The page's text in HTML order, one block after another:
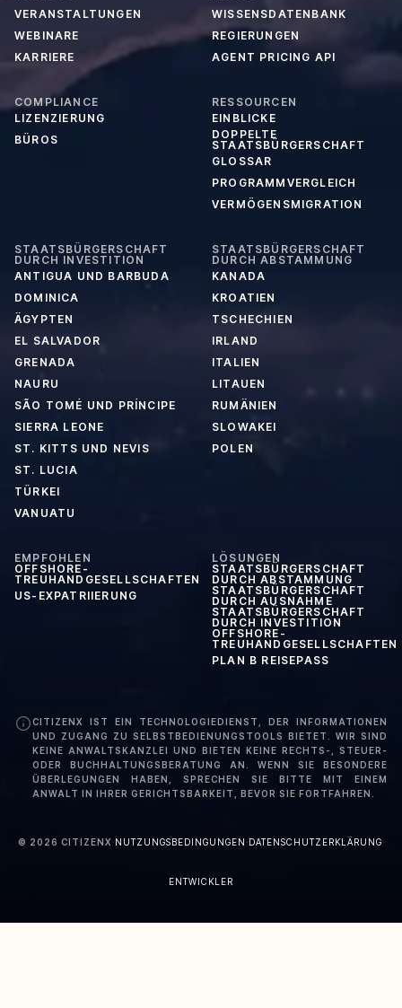
VERANSTALTUNGEN
WEBINARE
KARRIERE
WISSENSDATENBANK
REGIERUNGEN
AGENT PRICING API
COMPLIANCE
LIZENZIERUNG
BÜROS
RESSOURCEN
EINBLICKE
DOPPELTE
STAATSBÜRGERSCHAFT
GLOSSAR
PROGRAMMVERGLEICH
VERMÖGENSMIGRATION
STAATSBÜRGERSCHAFT
DURCH INVESTITION
ANTIGUA UND BARBUDA
DOMINICA
ÄGYPTEN
EL SALVADOR
GRENADA
NAURU
SÃO TOMÉ UND PRÍNCIPE
SIERRA LEONE
ST. KITTS UND NEVIS
ST. LUCIA
TÜRKEI
VANUATU
STAATSBÜRGERSCHAFT
DURCH ABSTAMMUNG
KANADA
KROATIEN
TSCHECHIEN
IRLAND
ITALIEN
LITAUEN
RUMÄNIEN
SLOWAKEI
POLEN
EMPFOHLEN
OFFSHORE-
TREUHANDGESELLSCHAFTEN
US-EXPATRIIERUNG
LÖSUNGEN
STAATSBÜRGERSCHAFT
DURCH ABSTAMMUNG
STAATSBÜRGERSCHAFT
DURCH AUSNAHME
STAATSBÜRGERSCHAFT
DURCH INVESTITION
OFFSHORE-
TREUHANDGESELLSCHAFTEN
PLAN B REISEPASS
CITIZENX IST EIN TECHNOLOGIEDIENST, DER INFORMATIONEN
UND ZUGANG ZU SELBSTBEDIENUNGSTOOLS BIETET. WIR SIND
KEINE ANWALTSKANZLEI UND BIETEN KEINE RECHTS-, STEUER-
ODER BUCHHALTUNGSBERATUNG AN. WENN SIE BESONDERE
ÜBERLEGUNGEN HABEN, SPRECHEN SIE BITTE MIT EINEM
ANWALT IN IHRER GERICHTSBARKEIT, BEVOR SIE FORTFAHREN.
© 2026 CITIZENX ·NUTZUNGSBEDINGUNGEN ·DATENSCHUTZERKLÄRUNG·
ENTWICKLER